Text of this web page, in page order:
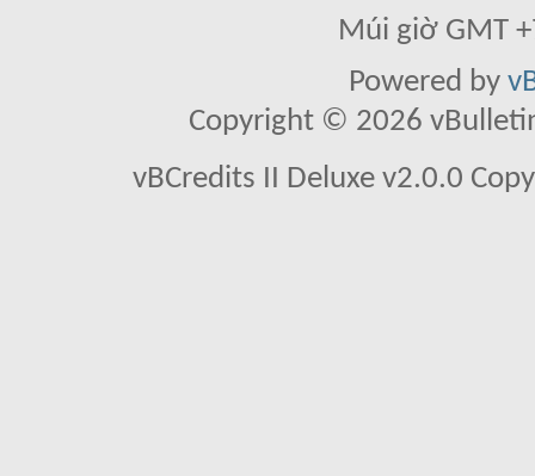
Múi giờ GMT
Powered by
Copyright © 2026
vBCredits II Deluxe v2.0.0